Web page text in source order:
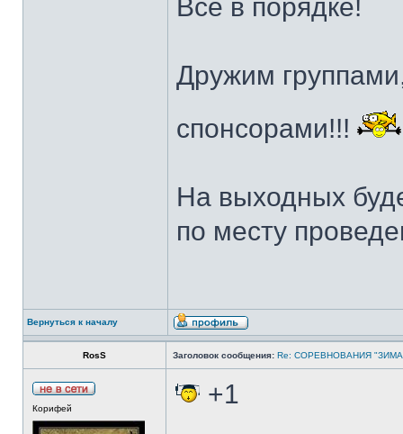
Всё в порядке!
Дружим
спонсорами!!!
На выходных
по месту
Вернуться к началу
RosS Заголовок сообщения: Re: СОРЕВНОВАНИЯ
Корифей +1